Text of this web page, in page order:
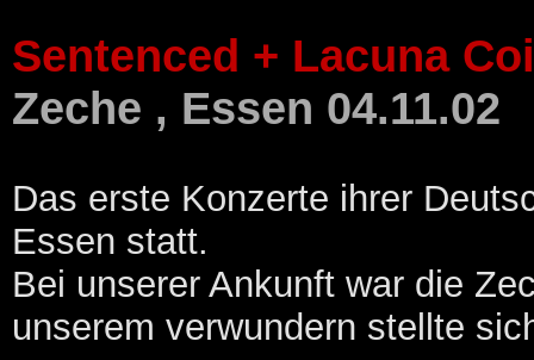
Sentenced + Lacuna
Zeche , Essen 04.11.02
Das erste Konzerte ihrer
Essen statt.
Bei unserer Ankunft war die
unserem verwundern stellte